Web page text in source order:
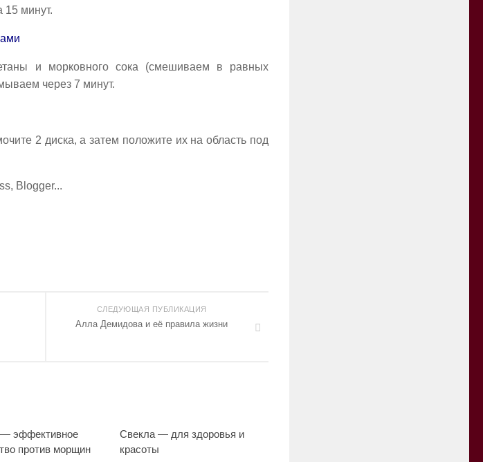
15 минут.
и морковного сока (смешиваем в равных
через 7 минут.
2 диска, а затем положите их на область под
СЛЕДУЮЩАЯ ПУБЛИКАЦИЯ
Алла Демидова и её правила жизни
эффективное
против морщин
Свекла — для здоровья и
красоты